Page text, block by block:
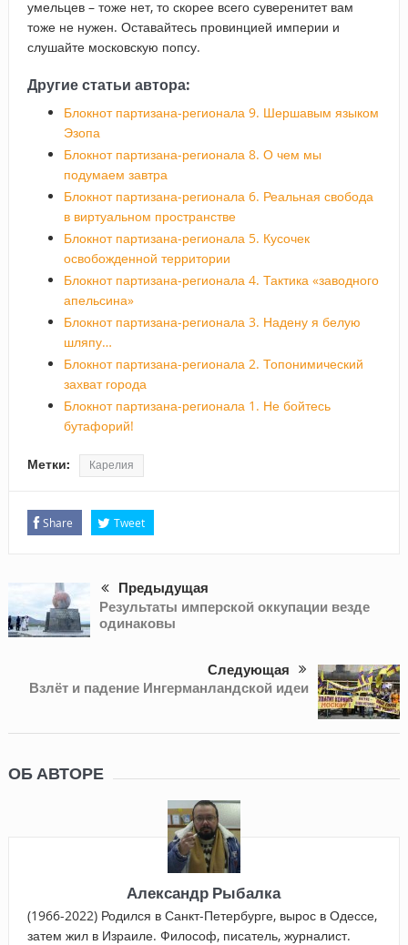
умельцев – тоже нет, то скорее всего суверенитет вам
тоже не нужен. Оставайтесь провинцией империи и
слушайте московскую попсу.
Другие статьи автора:
Блокнот партизана-регионала 9. Шершавым языком
Эзопа
Блокнот партизана-регионала 8. О чем мы
подумаем завтра
Блокнот партизана-регионала 6. Реальная свобода
в виртуальном пространстве
Блокнот партизана-регионала 5. Кусочек
освобожденной территории
Блокнот партизана-регионала 4. Тактика «заводного
апельсина»
Блокнот партизана-регионала 3. Надену я белую
шляпу…
Блокнот партизана-регионала 2. Топонимический
захват города
Блокнот партизана-регионала 1. Не бойтесь
бутафорий!
Метки: Карелия
Share Tweet
Предыдущая
Результаты имперской оккупации везде
одинаковы
Следующая
Взлёт и падение Ингерманландской идеи
ОБ АВТОРЕ
Александр Рыбалка
(1966-2022) Родился в Санкт-Петербурге, вырос в Одессе,
затем жил в Израиле. Философ, писатель, журналист.